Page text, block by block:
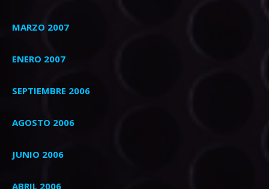
MARZO 2007
ENERO 2007
SEPTIEMBRE 2006
AGOSTO 2006
JUNIO 2006
ABRIL 2006